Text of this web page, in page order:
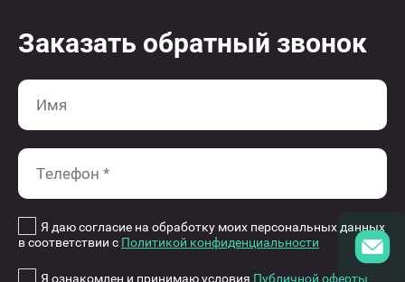
Заказать обратный звонок
Я даю согласие на обработку моих персональных данных
в соответствии с Политикой конфиденциальности
Я ознакомлен и принимаю условия Публичной оферты